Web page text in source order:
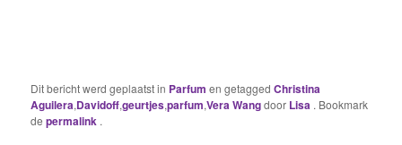
Dit bericht werd geplaatst in Parfum en getaggedChristina
Aguilera,Davidoff,geurtjes,parfum,Vera Wangdoor Lisa . Bookmark
depermalink .